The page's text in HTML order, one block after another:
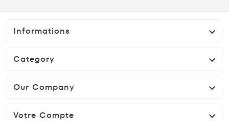
Informations 
Category 
Our Company 
Votre Compte 